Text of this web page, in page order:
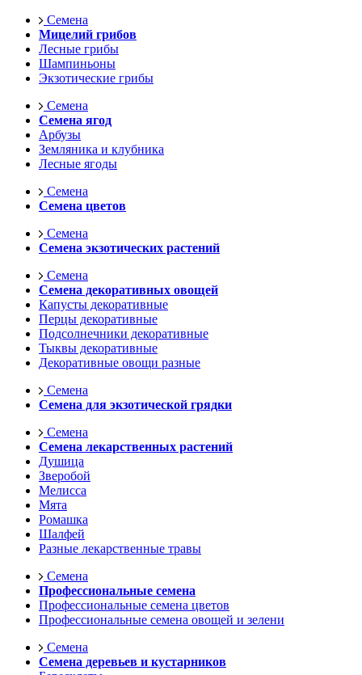
Семена
Мицелий грибов
Лесные грибы
Шампиньоны
Экзотические грибы
Семена
Семена ягод
Арбузы
Земляника и клубника
Лесные ягоды
Семена
Семена цветов
Семена
Семена экзотических растений
Семена
Семена декоративных овощей
Капусты декоративные
Перцы декоративные
Подсолнечники декоративные
Тыквы декоративные
Декоративные овощи разные
Семена
Семена для экзотической грядки
Семена
Семена лекарственных растений
Душица
Зверобой
Мелисса
Мята
Ромашка
Шалфей
Разные лекарственные травы
Семена
Профессиональные семена
Профессиональные семена цветов
Профессиональные семена овощей и зелени
Семена
Семена деревьев и кустарников